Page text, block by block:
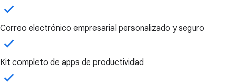
Correo electrónico empresarial personalizado y seguro
Kit completo de apps de productividad